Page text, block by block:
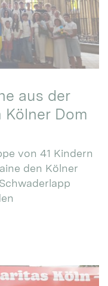
aus der
Kölner Dom
von 41 Kindern
den Kölner